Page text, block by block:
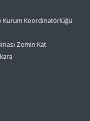
Kurum Koordinatörlüğü
Zemin Kat